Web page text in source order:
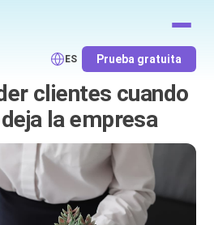
ES Prueba gratuita
clientes cuando
la empresa